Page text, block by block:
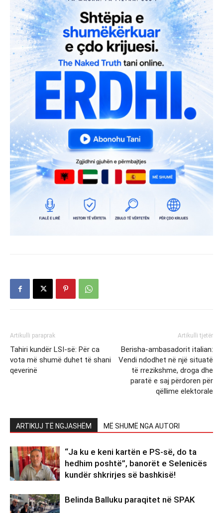
Artikulli paraprak
Tahiri kundër LSI-së: Për ca
vota më shumë duhet të shani
qeverinë
Artikulli tjetër
Berisha-ambasadorit italian:
Vendi ndodhet në një situatë
të rrezikshme, droga dhe
paratë e saj përdoren për
qëllime elektorale
ARTIKUJ TË NGJASHËM MË SHUMË NGA AUTORI
“Ja ku e keni kartën e PS-së, do ta
hedhim poshtë”, banorët e Selenicës
kundër shkrirjes së bashkisë!
Belinda Balluku paraqitet në SPAK